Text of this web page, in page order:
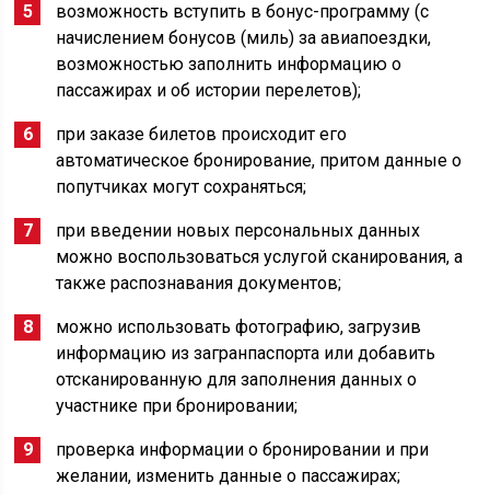
возможность вступить в бонус-программу (с
начислением бонусов (миль) за авиапоездки,
возможностью заполнить информацию о
пассажирах и об истории перелетов);
при заказе билетов происходит его
автоматическое бронирование, притом данные о
попутчиках могут сохраняться;
при введении новых персональных данных
можно воспользоваться услугой сканирования, а
также распознавания документов;
можно использовать фотографию, загрузив
информацию из загранпаспорта или добавить
отсканированную для заполнения данных о
участнике при бронировании;
проверка информации о бронировании и при
желании, изменить данные о пассажирах;